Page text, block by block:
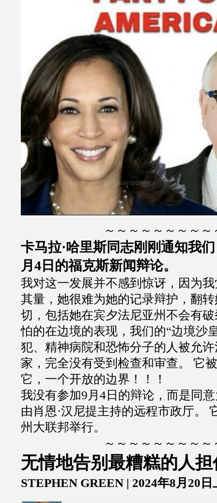
～～～～～～～～～
卡马拉·哈里斯同志刚刚通知我
月4日的福克斯新闻辩论。
我对这一发展并不感到惊讶，因为
其量，她很难为她的记录辩护，翻
切，包括她在宾夕法尼亚州不会有
怕的在边境的表现，我们的“边境沙
犯、精神病院和恐怖分子的人被允
家，完全没有受到检查和审查。 它
它，一个开放的边界！！！
我没有参加9月4日的辩论，而是同
由肖恩·汉尼提主持的远程市政厅。
州大联邦举行。
～～～～～～～～～
无情地告别最糟糕的人
STEPHEN GREEN | 2024年8月20日